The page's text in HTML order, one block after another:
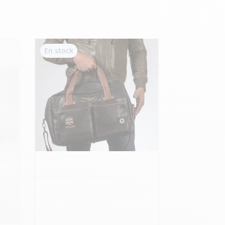
Nationale
Armée de l'air et
de l'espace
En stock